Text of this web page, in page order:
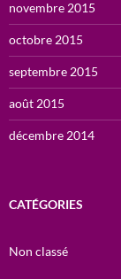
novembre 2015
octobre 2015
septembre 2015
août 2015
décembre 2014
CATÉGORIES
Non classé